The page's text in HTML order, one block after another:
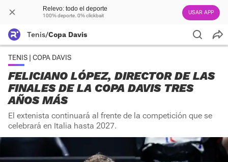
Relevo: todo el deporte
100% deporte. 0% clickbait USAR APP
Tenis/Copa Davis
TENIS | COPA DAVIS
FELICIANO LÓPEZ, DIRECTOR DE LAS
FINALES DE LA COPA DAVIS TRES
AÑOS MÁS
El extenista continuará al frente de la competición que se
celebrará en Italia hasta 2027.